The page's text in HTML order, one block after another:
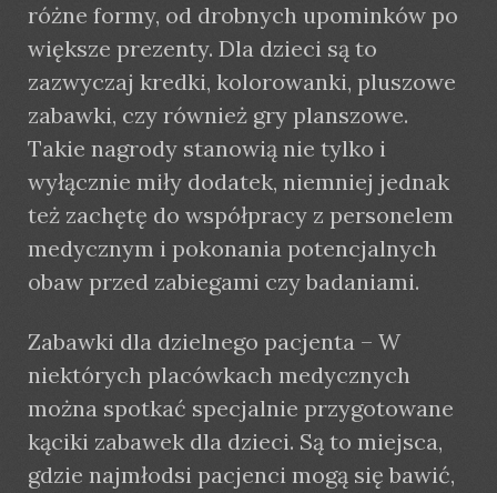
różne formy, od drobnych upominków po
większe prezenty. Dla dzieci są to
zazwyczaj kredki, kolorowanki, pluszowe
zabawki, czy również gry planszowe.
Takie nagrody stanowią nie tylko i
wyłącznie miły dodatek, niemniej jednak
też zachętę do współpracy z personelem
medycznym i pokonania potencjalnych
obaw przed zabiegami czy badaniami.
Zabawki dla dzielnego pacjenta – W
niektórych placówkach medycznych
można spotkać specjalnie przygotowane
kąciki zabawek dla dzieci. Są to miejsca,
gdzie najmłodsi pacjenci mogą się bawić,